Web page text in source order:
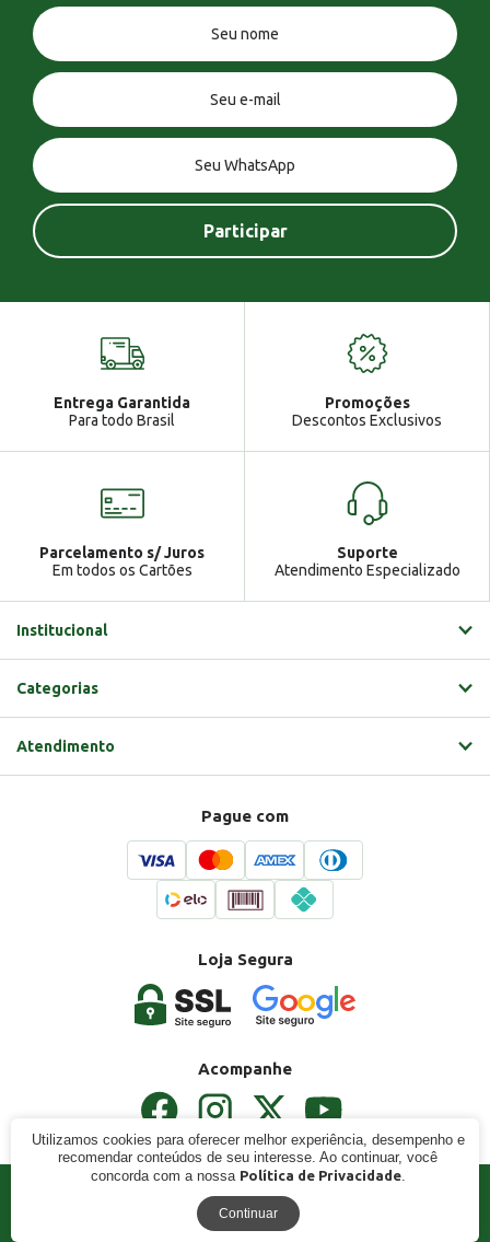
Entrega Garantida
Para todo Brasil
Promoções
Descontos Exclusivos
Parcelamento s/ Juros
Em todos os Cartões
Suporte
Atendimento Especializado
Institucional
Categorias
Atendimento
Pague com
Loja Segura
Acompanhe
50. Todos os direitos reservados.
Você tem uma mensagem!
Ga Atendimento
Gabrielle
Utilizamos cookies para oferecer melhor experiência, desempenho e
recomendar conteúdos de seu interesse. Ao continuar, você
concorda com a nossa Política de Privacidade.
Continuar